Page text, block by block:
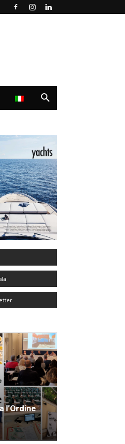
l’Ordine